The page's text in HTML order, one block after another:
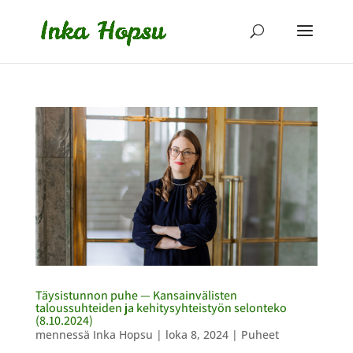
Täysistunnon puhe — Kansainvälisten
taloussuhteiden ja kehitysyhteistyön selonteko
(8.10.2024)
mennessä Inka Hopsu | loka 8, 2024| Puheet